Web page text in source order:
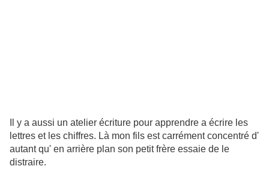
Il y a aussi un atelier écriture pour apprendre a écrire les
lettres et les chiffres. Là mon fils est carrément concentré d'
autant qu' en arrière plan son petit frère essaie de le
distraire.